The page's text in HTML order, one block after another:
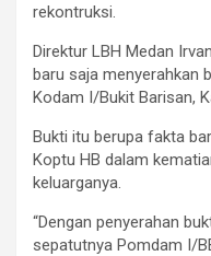
rekontruksi.
Direktur LBH Medan
baru saja menyerahkan
Kodam I/Bukit Barisan,
Bukti itu berupa fakta
Koptu HB dalam
keluarganya.
“Dengan penyerahan
sepatutnya Pomdam I/